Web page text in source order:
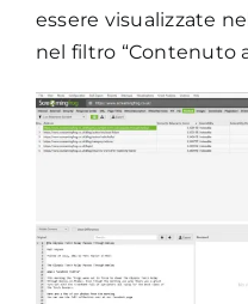
essere visualizzate
nel filtro “Contenuto